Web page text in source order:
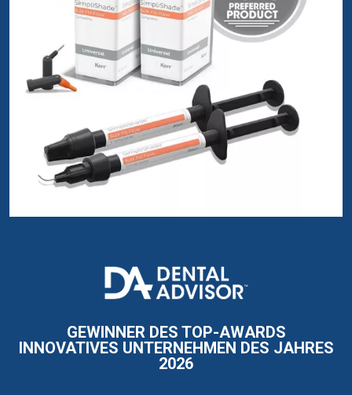
I
m
a
GEWINNER DES TOP-AWARDS
INNOVATIVES UNTERNEHMEN DES JAHRES
2026